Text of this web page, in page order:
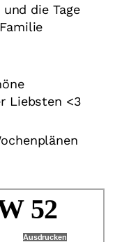
die Tage
Liebsten <3
52
Ausdrucken